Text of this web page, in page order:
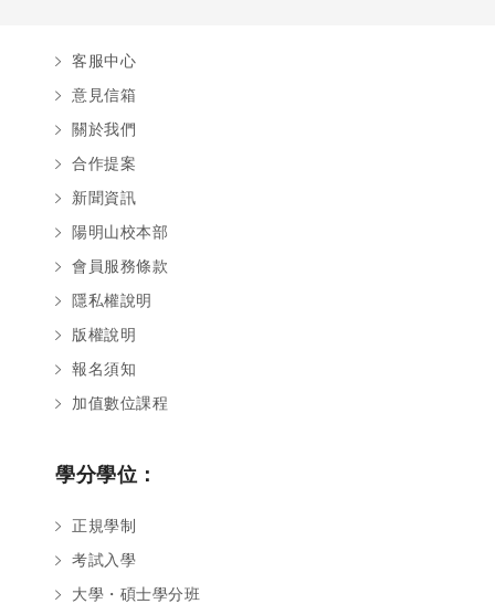
客服中心
意見信箱
關於我們
合作提案
新聞資訊
陽明山校本部
會員服務條款
隱私權說明
版權說明
報名須知
加值數位課程
學分學位：
正規學制
考試入學
大學・碩士學分班